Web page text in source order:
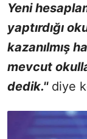
Yeni
yaptırdığı
kazanılmış
mevcut
dedik.''diye